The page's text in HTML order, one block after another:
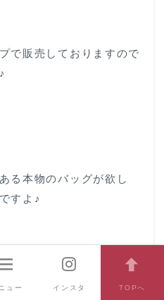
で販売しておりますので
る本物のバッグが欲し
すよ♪
ュー インスタ TOPへ